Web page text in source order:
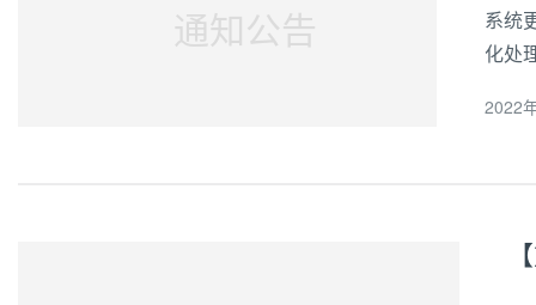
通知公告
系统
化处
货，
2022